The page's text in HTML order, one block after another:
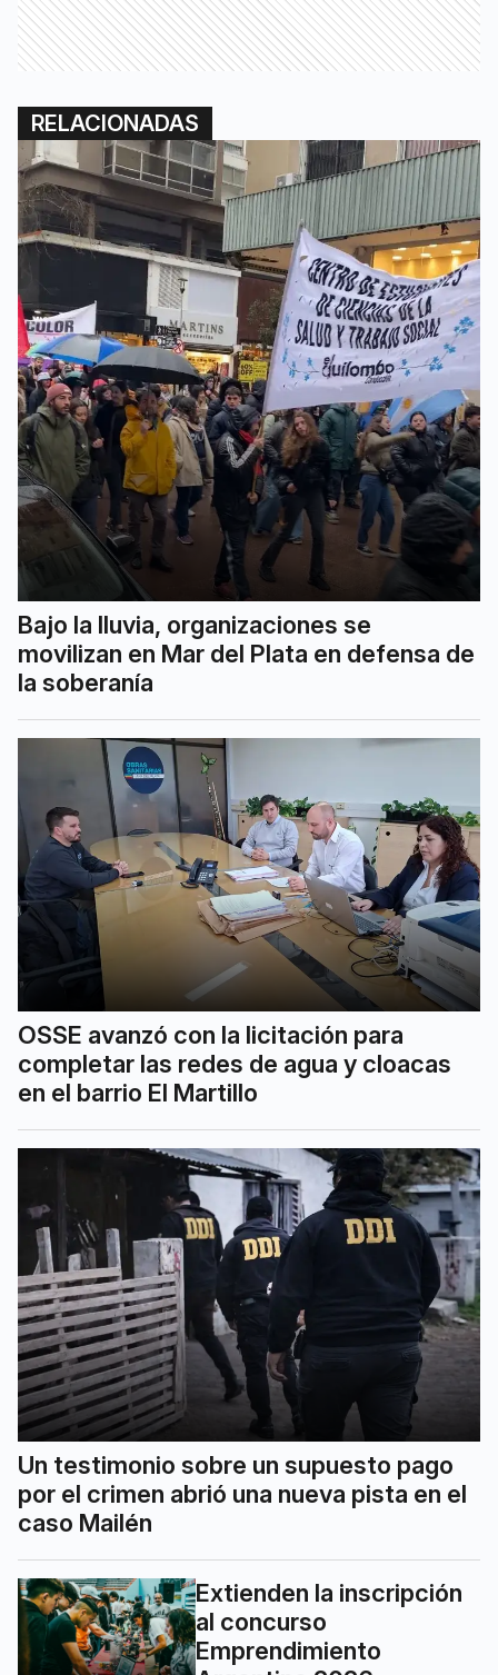
RELACIONADAS
Bajo la lluvia, organizaciones se
movilizan en Mar del Plata en defensa de
la soberanía
OSSE avanzó con la licitación para
completar las redes de agua y cloacas
en el barrio El Martillo
Un testimonio sobre un supuesto pago
por el crimen abrió una nueva pista en el
caso Mailén
Extienden la inscripción
al concurso
Emprendimiento